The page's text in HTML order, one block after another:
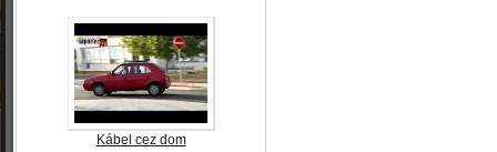
Kábel cez dom